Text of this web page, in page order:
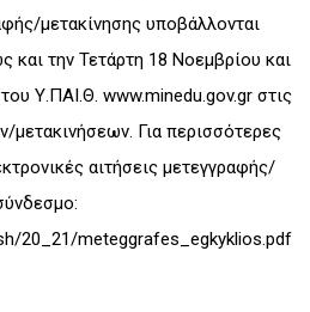
μετακίνησης υποβάλλονται
την Τετάρτη 18 Νοεμβρίου και
Υ.ΠΑΙ.Θ. www.minedu.gov.gr στις
μετακινήσεων. Για περισσότερες
αιτήσεις μετεγγραφής/
20_21/meteggrafes_egkyklios.pdf